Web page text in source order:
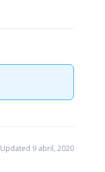
Updated 9 abril, 2020